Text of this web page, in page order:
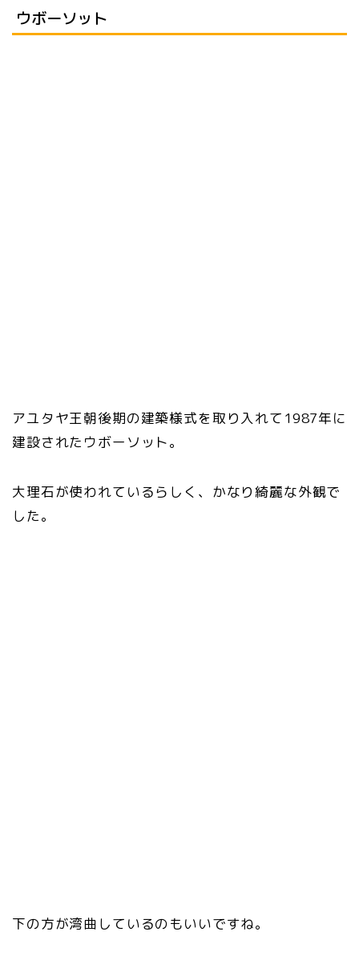
ウボーソット
アユタヤ王朝後期の建築様式を取り入れて1987年に
建設されたウボーソット。
大理石が使われているらしく、かなり綺麗な外観で
した。
下の方が湾曲しているのもいいですね。